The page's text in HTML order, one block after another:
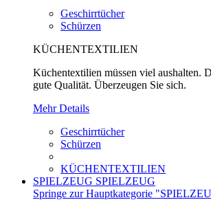
Geschirrtücher
Schürzen
KÜCHENTEXTILIEN
Küchentextilien müssen viel aushalten.
gute Qualität. Überzeugen Sie sich.
Mehr Details
Geschirrtücher
Schürzen
KÜCHENTEXTILIEN
SPIELZEUG SPIELZEUG
Springe zur Hauptkategorie